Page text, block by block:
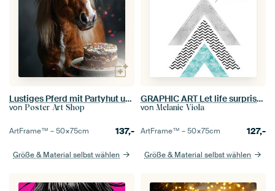
Lustiges Pferd mit Partyhut und Kuchen
von Poster Art Shop
ArtFrame™ –50×75cm 137,-
Größe & Material selbst wählen
GRAPHIC ART Let life surprise you | mint
von Melanie Viola
ArtFrame™ –50×75cm 127,-
Größe & Material selbst wählen